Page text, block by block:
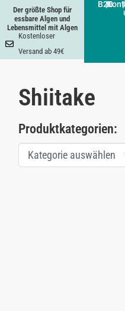
Der größte Shop für
essbare Algen und
Lebensmittel mit Algen
Kostenloser
Versand ab 49€
B2B
| |
Shiitake
Produktkategorien:
Kategorie auswählen